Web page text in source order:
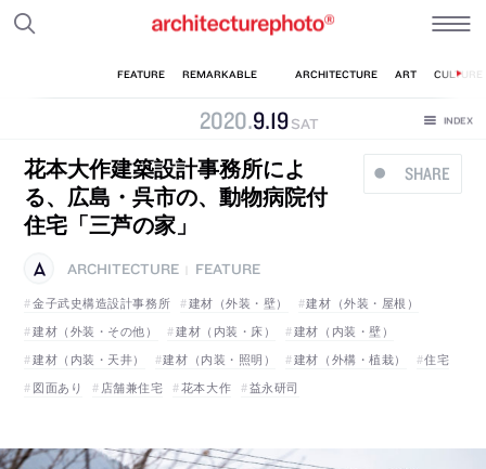
2020.9.19 SAT
SHARE
花本大作建築設計事務所によ
る、広島・呉市の、動物病院付
住宅「三芦の家」
ARCHITECTURE
FEATURE
金子武史構造設計事務所
建材（外装・壁）
建材（外装・屋根）
建材（外装・その他）
建材（内装・床）
建材（内装・壁）
建材（内装・天井）
建材（内装・照明） 建材（外構・植栽）
住宅
図面あり
店舗兼住宅 花本大作 益永研司